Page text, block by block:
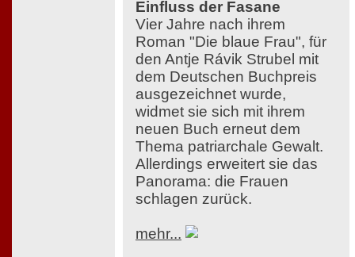
Einfluss der Fasane
Vier Jahre nach ihrem
Roman "Die blaue Frau", für
den Antje Rávik Strubel mit
dem Deutschen Buchpreis
ausgezeichnet wurde,
widmet sie sich mit ihrem
neuen Buch erneut dem
Thema patriarchale Gewalt.
Allerdings erweitert sie das
Panorama: die Frauen
schlagen zurück.
mehr...